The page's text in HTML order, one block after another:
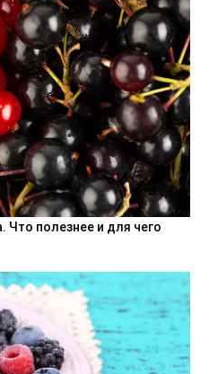
Что полезнее и для чего